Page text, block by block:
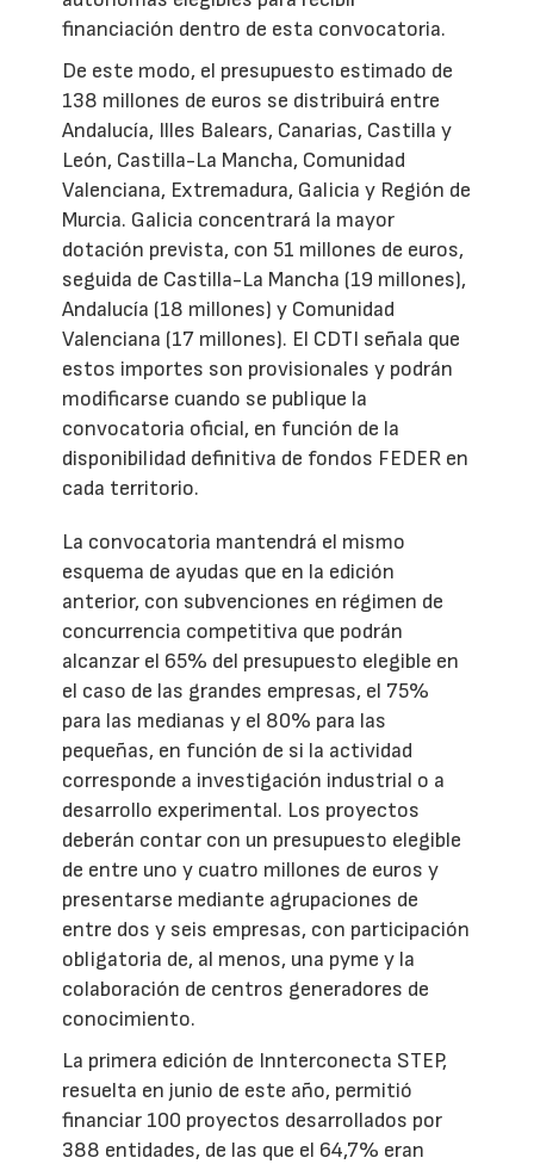
financiación dentro de esta convocatoria.
De este modo, el presupuesto estimado de
138 millones de euros se distribuirá entre
Andalucía, Illes Balears, Canarias, Castilla y
León, Castilla-La Mancha, Comunidad
Valenciana, Extremadura, Galicia y Región de
Murcia. Galicia concentrará la mayor
dotación prevista, con 51 millones de euros,
seguida de Castilla-La Mancha (19 millones),
Andalucía (18 millones) y Comunidad
Valenciana (17 millones). El CDTI señala que
estos importes son provisionales y podrán
modificarse cuando se publique la
convocatoria oficial, en función de la
disponibilidad definitiva de fondos FEDER en
cada territorio.
La convocatoria mantendrá el mismo
esquema de ayudas que en la edición
anterior, con subvenciones en régimen de
concurrencia competitiva que podrán
alcanzar el 65% del presupuesto elegible en
el caso de las grandes empresas, el 75%
para las medianas y el 80% para las
pequeñas, en función de si la actividad
corresponde a investigación industrial o a
desarrollo experimental. Los proyectos
deberán contar con un presupuesto elegible
de entre uno y cuatro millones de euros y
presentarse mediante agrupaciones de
entre dos y seis empresas, con participación
obligatoria de, al menos, una pyme y la
colaboración de centros generadores de
conocimiento.
La primera edición de Innterconecta STEP,
resuelta en junio de este año, permitió
financiar 100 proyectos desarrollados por
388 entidades, de las que el 64,7% eran